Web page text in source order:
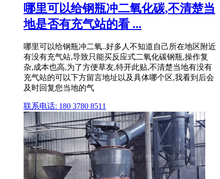
哪里可以给钢瓶冲二氧化碳,不清楚当
地是否有充气站的看 ...
哪里可以给钢瓶冲二氧..好多人不知道自己所在地区附近
有没有充气站,导致只能买反应式二氧化碳钢瓶,操作复
杂,成本也高,为了方便草友,特开此贴,不清楚当地有没有
充气站的可以下方留言地址以及具体哪个区,我看到后会
及时回复您当地的气
联系电话: 180 3780 8511